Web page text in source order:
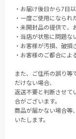
・お届け後日から7日
・一度ご使用になられ
・未開封品の提供で、
・当店が状態に問題な
・お客様が汚損、破損
・お客様のご都合によ
また、ご住所の誤り等
だけない場合、
返送不要と判断させて
合がございます。
商品が届かない場合等
いたします。